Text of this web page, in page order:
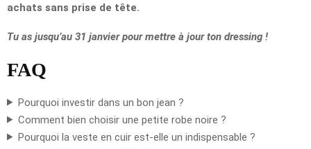
achats sans prise de tête.
Tu as jusqu’au 31 janvier pour mettre à jour ton dressing !
FAQ
Pourquoi investir dans un bon jean ?
Comment bien choisir une petite robe noire ?
Pourquoi la veste en cuir est-elle un indispensable ?